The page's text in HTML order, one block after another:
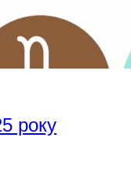
року